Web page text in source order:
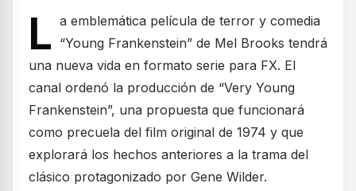
L a emblemática película de terror y comedia
“Young Frankenstein” de Mel Brooks tendrá
una nueva vida en formato serie para FX. El
canal ordenó la producción de “Very Young
Frankenstein”, una propuesta que funcionará
como precuela del film original de 1974 y que
explorará los hechos anteriores a la trama del
clásico protagonizado por Gene Wilder.